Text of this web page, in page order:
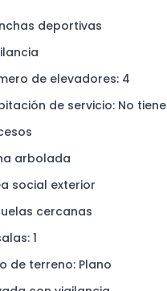
deportivas
de elevadores: 4
de servicio: No tiene
arbolada
social exterior
cercanas
: 1
de terreno: Plano